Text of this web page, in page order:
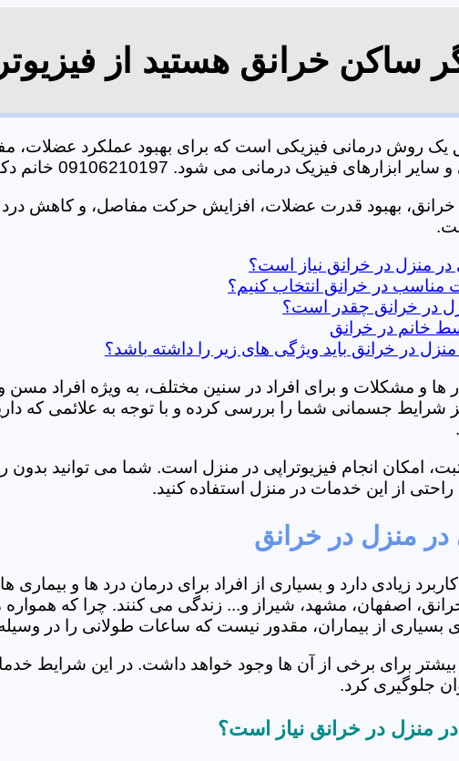
ساکن خرانق هستید از
یک روش درمانی فیزیکی است که برای بهبود عملکرد
فیزیک درمانی می شود. 09106210197 خانم دکتر دمیرچی
خرانق، بهبود قدرت عضلات، افزایش حرکت مفاصل، و کاهش
در منزل در خرانق نیاز است؟
مناسب در خرانق انتخاب کنیم؟
در خرانق چقدر است؟
خانم در خرانق
در خرانق باید ویژگی های زیر را داشته باشد؟
ها و مشکلات و برای افراد در سنین مختلف، به ویژه افراد
شرایط جسمانی شما را بررسی کرده و با توجه به علائمی که
امکان انجام فیزیوتراپی در منزل است. شما می توانید
از این خدمات در منزل استفاده کنید.
در منزل در خرانق
کاربرد زیادی دارد و بسیاری از افراد برای درمان درد ها و
اصفهان، مشهد، شیراز و... زندگی می کنند. چرا که
بسیاری از بیماران، مقدور نیست که ساعات طولانی را در
برای برخی از آن ها وجود خواهد داشت. در این شرایط
جلوگیری کرد.
در منزل در خرانق نیاز است؟